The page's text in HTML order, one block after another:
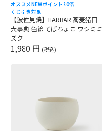
オススメNEWポイント20倍
くじ引き対象
【波佐見焼】BARBAR 蕎麦猪口
大事典 色絵 そばちょこ ワシミミ
ズク
1,980 円 (税込)